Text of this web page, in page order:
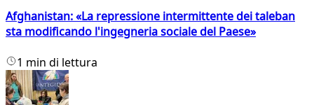
Afghanistan: «La repressione intermittente dei taleban
sta modificando l'ingegneria sociale del Paese»
1 min di lettura